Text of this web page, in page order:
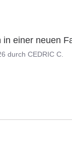
einer neuen
durchCEDRIC C.